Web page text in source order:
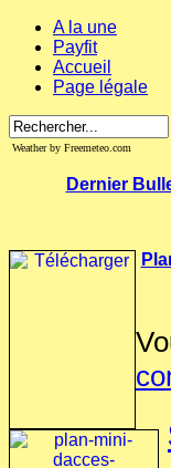
A la une
Payfit
Accueil
Page légale
Weather by Freemeteo.com
Dernier